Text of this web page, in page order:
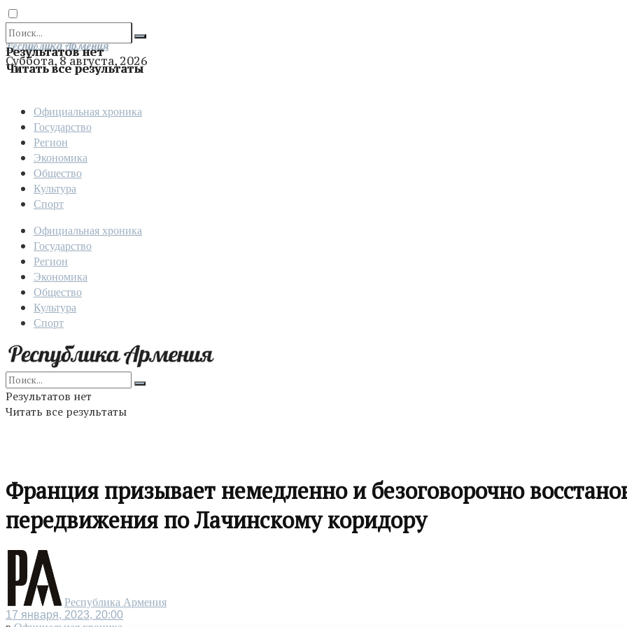
Результатов нет
Читать все результаты
Отправить
Республика Армения
Суббота, 8 августа, 2026
Официальная хроника
Государство
Регион
Экономика
Общество
Культура
Спорт
Официальная хроника
Государство
Регион
Экономика
Общество
Культура
Спорт
Результатов нет
Читать все результаты
Франция призывает немедленно и безоговорочно
передвижения по Лачинскому коридору
Республика Армения
17 января, 2023, 20:00